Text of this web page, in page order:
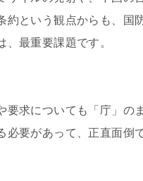
約という観点からも、国
、最重要課題です。
要求についても「庁」の
必要があって、正直面倒